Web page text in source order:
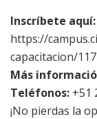
Inscríbete aquí:
https://
capacitacion/
Más
Teléfonos: +51
¡No pierdas la